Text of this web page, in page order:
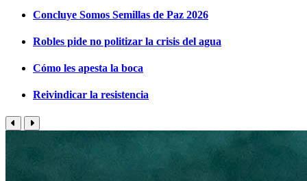
Concluye Somos Semillas de Paz 2026
Robles pide no politizar la crisis del agua
Cómo les apesta la boca
Reivindicar la resistencia